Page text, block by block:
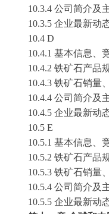
10.3.4 公司简介及
10.3.5 企业最新动
10.4 D
10.4.1 基本信息、
10.4.2 铁矿石产品
10.4.3 铁矿石销量
10.4.4 公司简介及
10.4.5 企业最新动
10.5 E
10.5.1 基本信息、
10.5.2 铁矿石产品
10.5.3 铁矿石销量
10.5.4 公司简介及
10.5.5 企业最新动